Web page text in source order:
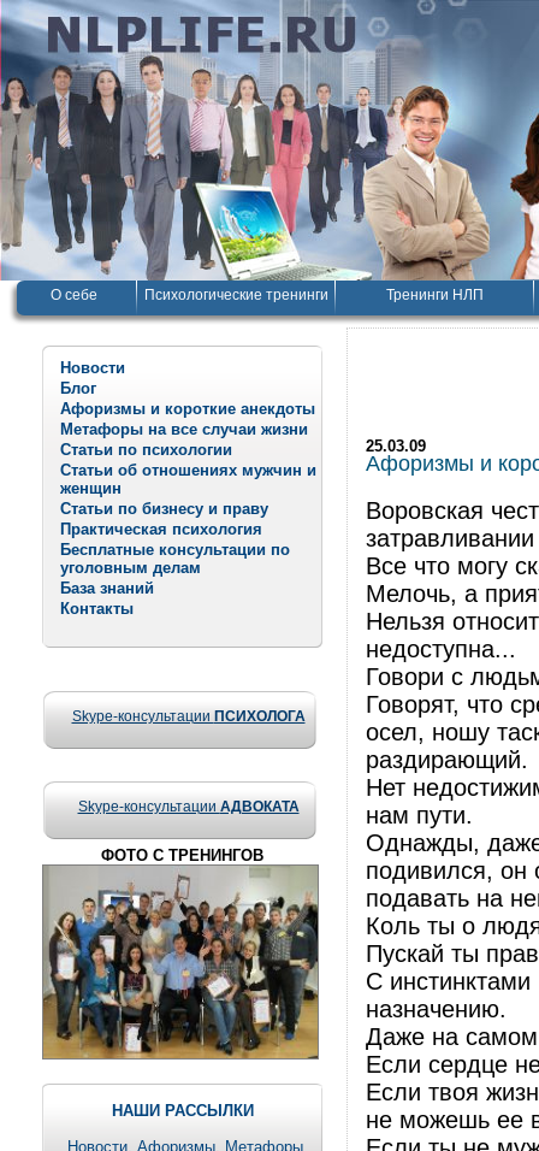
О себе Психологические тренинги Тренинги НЛП
Новости
Блог
Афоризмы и короткие анекдоты
Метафоры на все случаи жизни
Статьи по психологии
Статьи об отношениях мужчин и
женщин
Статьи по бизнесу и праву
Практическая психология
Бесплатные консультации по
уголовным делам
База знаний
Контакты
Skype-консультации ПСИХОЛОГА
Skype-консультации АДВОКАТА
ФОТО С ТРЕНИНГОВ
НАШИ РАССЫЛКИ
Новости, Aфоризмы, Метафоры
25.03.09
Афоризмы и
Воровская
Все что могу
Мелочь, а
Нельзя
недоступна...
Говори с
Говорят, что
осел, ношу
раздирающий.
Нет
нам пути.
Однажды, даже
подивился, он
подавать на
Коль ты о
Пускай ты
С инстинктами
назначению.
Даже на
Если сердце
Если твоя
не можешь ее